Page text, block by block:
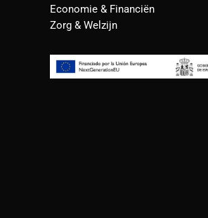
Economie & Financiën
Zorg & Welzijn